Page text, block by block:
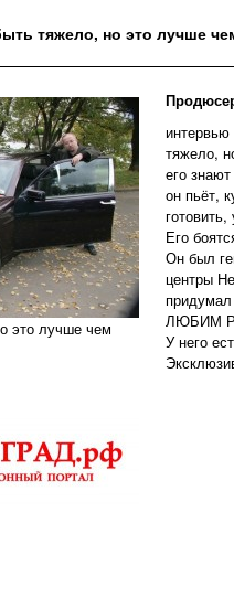
тяжело, но это лучше
это лучше чем
тяжело,
его
он пьёт,
Его
Он был
центры
ЛЮБИМ
У него